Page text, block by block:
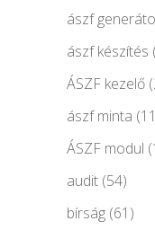
ászf
ászf készítés
ÁSZF kezelő
ászf minta
ÁSZF modul
audit (54)
bírság (61)